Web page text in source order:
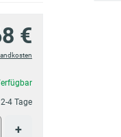
€
2-4 Tage
+